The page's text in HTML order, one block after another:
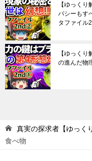
【ゆっく
パシーもす
タファイ
【ゆっく
の進んだ
真実の探求者【ゆっく
食べ物